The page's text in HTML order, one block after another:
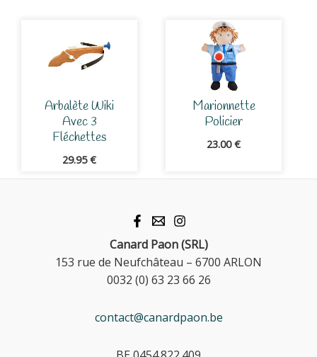
Arbalète Wiki
Avec 3
Fléchettes
29.95€
Marionnette
Policier
23.00€
Canard Paon (SRL)
153 rue de Neufchâteau – 6700 ARLON
0032 (0) 63 23 66 26
contact@canardpaon.be